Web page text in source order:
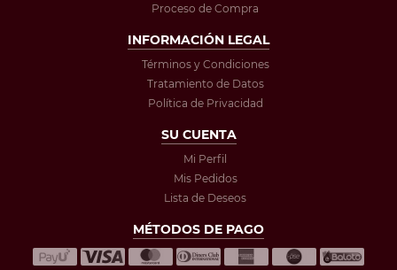
Proceso de Compra
INFORMACIÓN LEGAL
Términos y Condiciones
Tratamiento de Datos
Política de Privacidad
SU CUENTA
Mi Perfil
Mis Pedidos
Lista de Deseos
MÉTODOS DE PAGO